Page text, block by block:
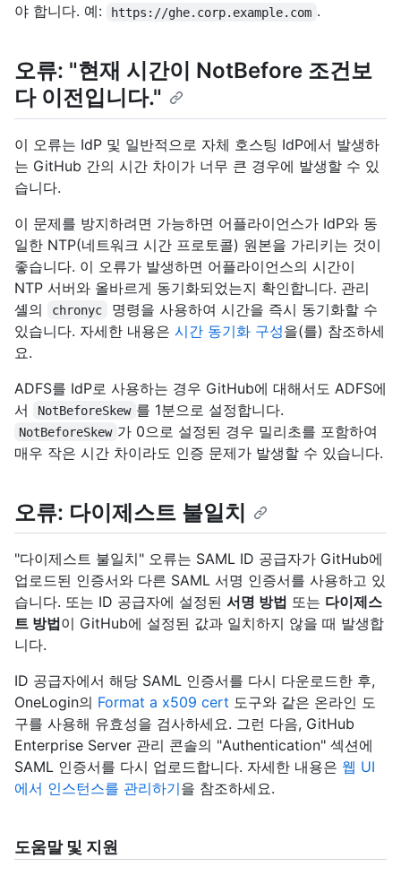
야 합니다. 예:
https://ghe.corp.example.com .
오류: "현재 시간이 NotBefore 조건보
다 이전입니다."
이 오류는 IdP 및 일반적으로 자체 호스팅 IdP에서 발생하
는 GitHub 간의 시간 차이가 너무 큰 경우에 발생할 수 있
습니다.
이 문제를 방지하려면 가능하면 어플라이언스가 IdP와 동
일한 NTP(네트워크 시간 프로토콜) 원본을 가리키는 것이
좋습니다. 이 오류가 발생하면 어플라이언스의 시간이
NTP 서버와 올바르게 동기화되었는지 확인합니다. 관리
셸의
chronyc
명령을 사용하여 시간을 즉시 동기화할 수
있습니다. 자세한 내용은 시간 동기화 구성을(를) 참조하세
요.
ADFS를 IdP로 사용하는 경우 GitHub에 대해서도 ADFS에
서
NotBeforeSkew 를 1분으로 설정합니다.
NotBeforeSkew 가 0으로 설정된 경우 밀리초를 포함하여
매우 작은 시간 차이라도 인증 문제가 발생할 수 있습니다.
오류: 다이제스트 불일치
"다이제스트 불일치" 오류는 SAML ID 공급자가 GitHub에
업로드된 인증서와 다른 SAML 서명 인증서를 사용하고 있
습니다. 또는 ID 공급자에 설정된 서명 방법 또는 다이제스
트 방법이 GitHub에 설정된 값과 일치하지 않을 때 발생합
니다.
ID 공급자에서 해당 SAML 인증서를 다시 다운로드한 후,
OneLogin의 Format a x509 cert 도구와 같은 온라인 도
구를 사용해 유효성을 검사하세요. 그런 다음, GitHub
Enterprise Server 관리 콘솔의 "Authentication" 섹션에
SAML 인증서를 다시 업로드합니다. 자세한 내용은 웹 UI
에서 인스턴스를 관리하기을 참조하세요.
도움말 및 지원